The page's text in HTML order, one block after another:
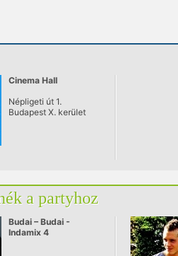
Cinema Hall
Népligeti út 1.
Budapest X. kerület
a partyhoz
Budai – Budai -
Indamix 4